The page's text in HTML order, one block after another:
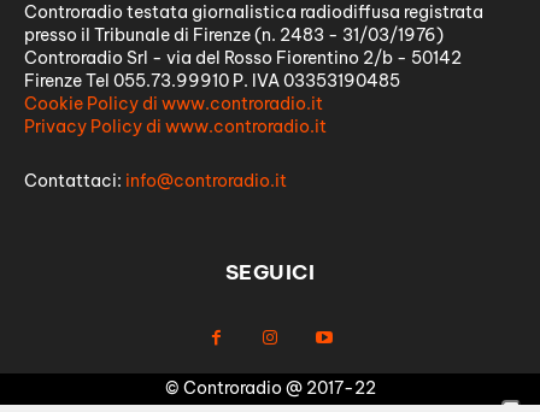
Controradio testata giornalistica radiodiffusa registrata
presso il Tribunale di Firenze (n. 2483 - 31/03/1976)
Controradio Srl - via del Rosso Fiorentino 2/b - 50142
Firenze Tel 055.73.99910 P. IVA 03353190485
Cookie Policy di www.controradio.it
Privacy Policy di www.controradio.it
Contattaci: info@controradio.it
SEGUICI
© Controradio @ 2017-22